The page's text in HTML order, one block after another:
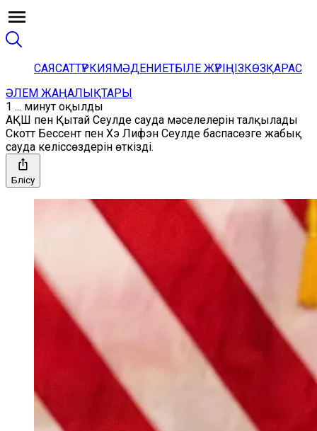
САЯСАТТҮРКИЯМӘДЕНИЕТБІЛЕ ЖҮРІҢІЗКӨЗҚАРАС
ӘЛЕМ ЖАҢАЛЫҚТАРЫ
1 ... минут оқылды
АҚШ пен Қытай Сеулде сауда мәселелерін талқылады
Скотт Бессент пен Хэ Лифэн Сеулде баспасөзге жабық
сауда келіссөздерін өткізді.
Бөлісу